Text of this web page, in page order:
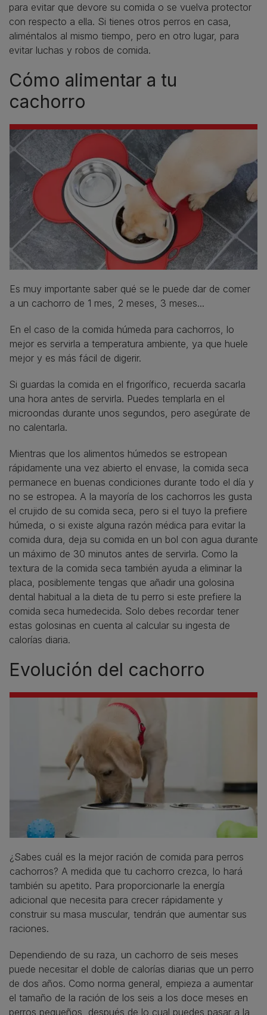
para evitar que devore su comida o se vuelva protector
con respecto a ella. Si tienes otros perros en casa,
aliméntalos al mismo tiempo, pero en otro lugar, para
evitar luchas y robos de comida.
Cómo alimentar a tu
cachorro
Es muy importante saber qué se le puede dar de comer
a un cachorro de 1 mes, 2 meses, 3 meses...
En el caso de la comida húmeda para cachorros, lo
mejor es servirla a temperatura ambiente, ya que huele
mejor y es más fácil de digerir.
Si guardas la comida en el frigorífico, recuerda sacarla
una hora antes de servirla. Puedes templarla en el
microondas durante unos segundos, pero asegúrate de
no calentarla.
Mientras que los alimentos húmedos se estropean
rápidamente una vez abierto el envase, la comida seca
permanece en buenas condiciones durante todo el día y
no se estropea. A la mayoría de los cachorros les gusta
el crujido de su comida seca, pero si el tuyo la prefiere
húmeda, o si existe alguna razón médica para evitar la
comida dura, deja su comida en un bol con agua durante
un máximo de 30 minutos antes de servirla. Como la
textura de la comida seca también ayuda a eliminar la
placa, posiblemente tengas que añadir una golosina
dental habitual a la dieta de tu perro si este prefiere la
comida seca humedecida. Solo debes recordar tener
estas golosinas en cuenta al calcular su ingesta de
calorías diaria.
Evolución del cachorro
¿Sabes cuál es la mejor ración de comida para perros
cachorros? A medida que tu cachorro crezca, lo hará
también su apetito. Para proporcionarle la energía
adicional que necesita para crecer rápidamente y
construir su masa muscular, tendrán que aumentar sus
raciones.
Dependiendo de su raza, un cachorro de seis meses
puede necesitar el doble de calorías diarias que un perro
de dos años. Como norma general, empieza a aumentar
el tamaño de la ración de los seis a los doce meses en
perros pequeños, después de lo cual puedes pasar a la